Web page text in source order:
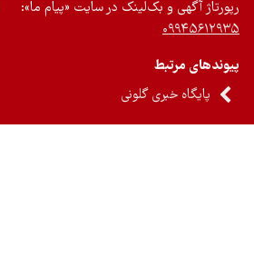
آگهی و بک‌لینک در سایت «پیام ما»:
مرتبط
پایگاه خبری گلونی
ایران